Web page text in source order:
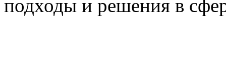
подходы и решения в